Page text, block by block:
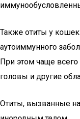
Также отиты у
аутоиммунного
При этом чаще
головы и другие
Отиты, вызванные